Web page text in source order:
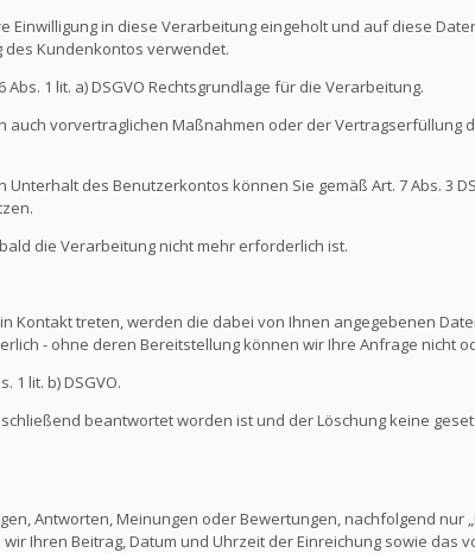
Einwilligung in diese Verarbeitung eingeholt und auf diese
Kundenkontos verwendet.
1 lit. a) DSGVO Rechtsgrundlage für die Verarbeitung.
vorvertraglichen Maßnahmen oder der Vertragserfüllung
des Benutzerkontos können Sie gemäß Art. 7 Abs. 3
die Verarbeitung nicht mehr erforderlich ist.
Kontakt treten, werden die dabei von Ihnen angegebenen
- ohne deren Bereitstellung können wir Ihre Anfrage nicht
1 lit. b) DSGVO.
beantwortet worden ist und der Löschung keine
Antworten, Meinungen oder Bewertungen, nachfolgend nur
Ihren Beitrag, Datum und Uhrzeit der Einreichung sowie das